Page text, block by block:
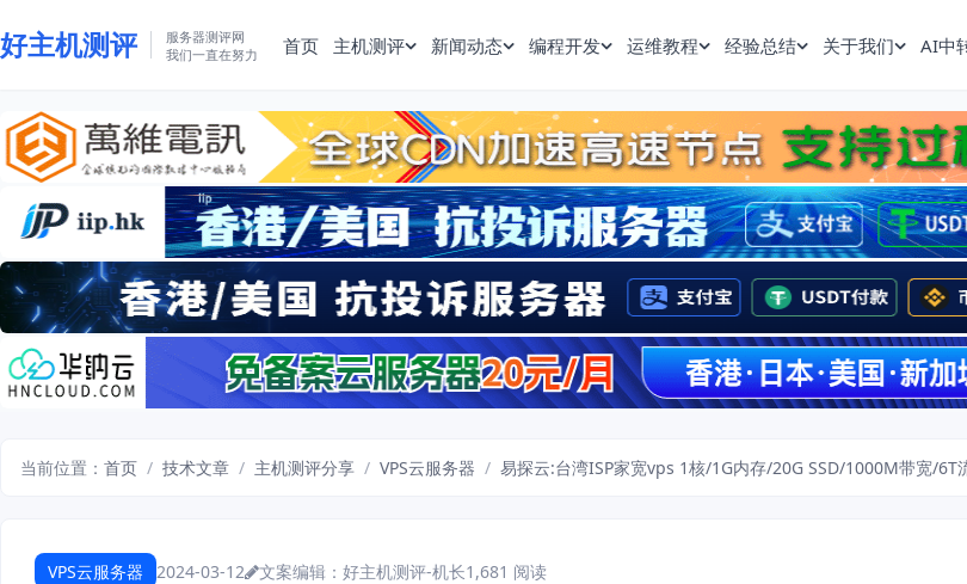
好主机测评
服务器测评网
我们一直在努力
首页 主机测评 新闻动态 编程开发 运维教程 经验总结 关于我们 AI中
当前位置： 首页 / 技术文章 / 主机测评分享 / VPS云服务器 / 易探云:台湾ISP家宽vps 1核/1G内存/20G SSD/1000M带宽/6T
VPS云服务器 2024-03-12 文案编辑：好主机测评-机长1,681 阅读